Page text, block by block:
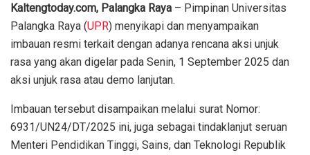
Kaltengtoday.com, Palangka Raya – Pimpinan Universitas
Palangka Raya (UPR) menyikapi dan menyampaikan
imbauan resmi terkait dengan adanya rencana aksi unjuk
rasa yang akan digelar pada Senin, 1 September 2025 dan
aksi unjuk rasa atau demo lanjutan.
Imbauan tersebut disampaikan melalui surat Nomor:
6931/UN24/DT/2025 ini, juga sebagai tindaklanjut seruan
Menteri Pendidikan Tinggi, Sains, dan Teknologi Republik